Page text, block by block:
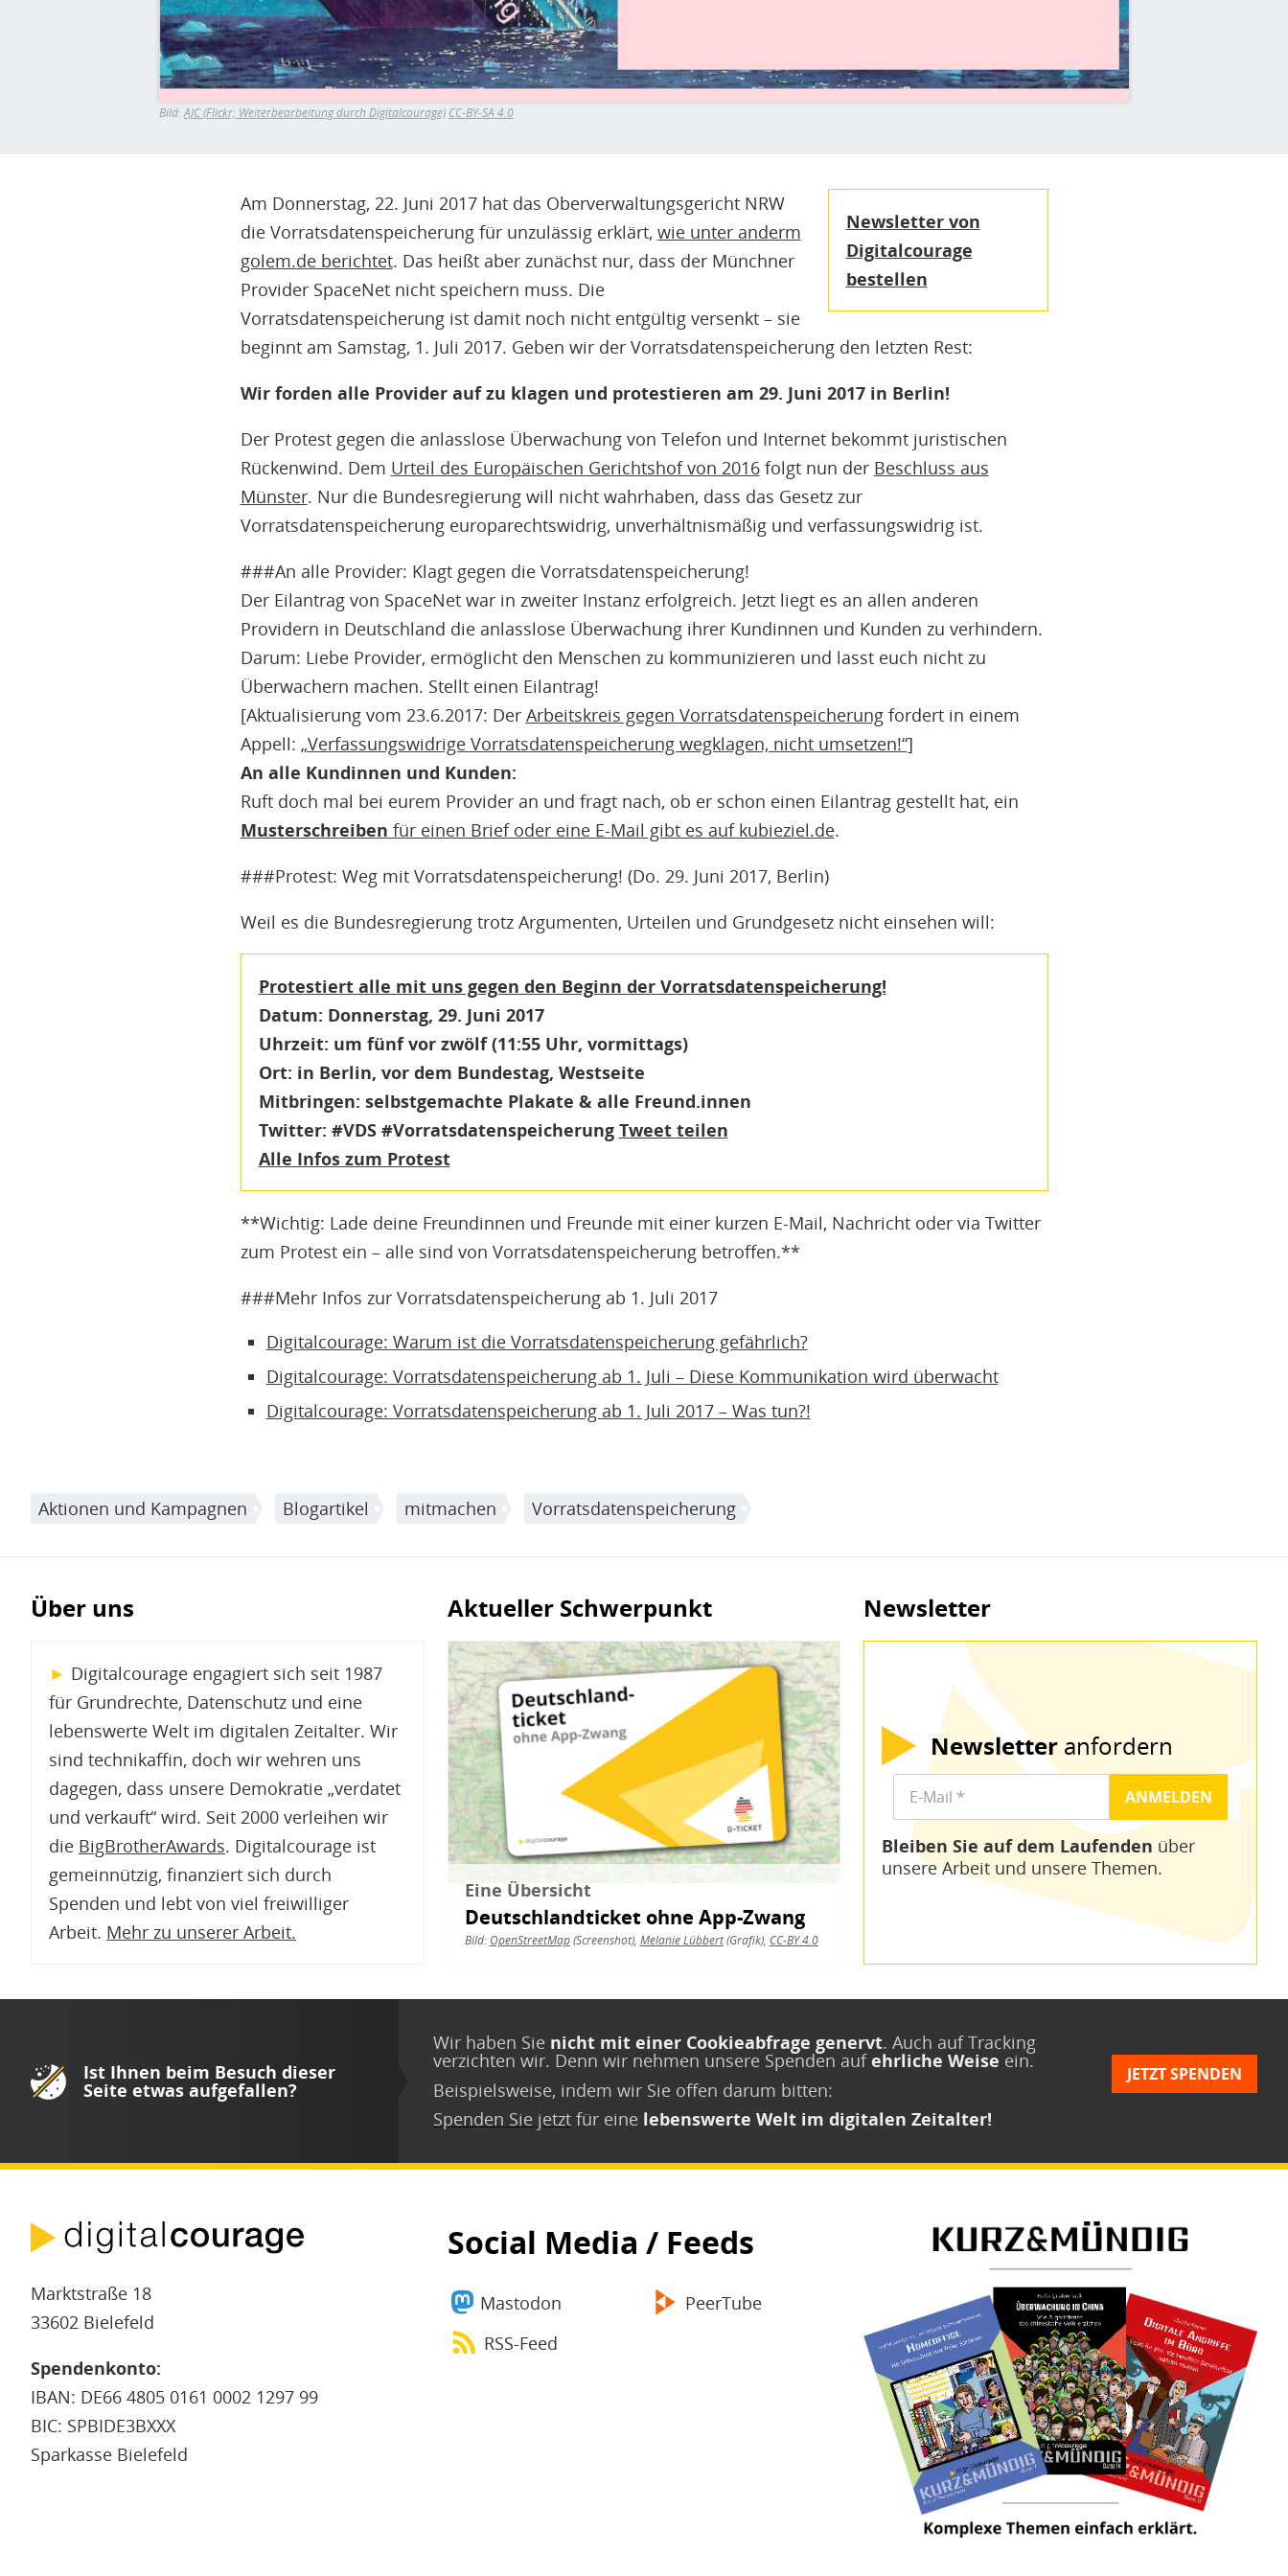
Bild:AJC (Flickr; Weiterbearbeitung durch Digitalcourage) CC-BY-SA 4.0
Newsletter von
Digitalcourage
bestellen
Am Donnerstag, 22. Juni 2017 hat das Oberverwaltungsgericht NRW
die Vorratsdatenspeicherung für unzulässig erklärt, wie unter anderm
golem.de berichtet. Das heißt aber zunächst nur, dass der Münchner
Provider SpaceNet nicht speichern muss. Die
Vorratsdatenspeicherung ist damit noch nicht entgültig versenkt – sie
beginnt am Samstag, 1. Juli 2017. Geben wir der Vorratsdatenspeicherung den letzten Rest:
Wir forden alle Provider auf zu klagen und protestieren am 29. Juni 2017 in Berlin!
Der Protest gegen die anlasslose Überwachung von Telefon und Internet bekommt juristischen
Rückenwind. Dem Urteil des Europäischen Gerichtshof von 2016folgt nun der Beschluss aus
Münster. Nur die Bundesregierung will nicht wahrhaben, dass das Gesetz zur
Vorratsdatenspeicherung europarechtswidrig, unverhältnismäßig und verfassungswidrig ist.
###An alle Provider: Klagt gegen die Vorratsdatenspeicherung!
Der Eilantrag von SpaceNet war in zweiter Instanz erfolgreich. Jetzt liegt es an allen anderen
Providern in Deutschland die anlasslose Überwachung ihrer Kundinnen und Kunden zu verhindern.
Darum: Liebe Provider, ermöglicht den Menschen zu kommunizieren und lasst euch nicht zu
Überwachern machen. Stellt einen Eilantrag!
[Aktualisierung vom 23.6.2017: Der Arbeitskreis gegen Vorratsdatenspeicherungfordert in einem
Appell: „Verfassungswidrige Vorratsdatenspeicherung wegklagen, nicht umsetzen!“]
An alle Kundinnen und Kunden:
Ruft doch mal bei eurem Provider an und fragt nach, ob er schon einen Eilantrag gestellt hat, ein
Musterschreiben für einen Brief oder eine E-Mail gibt es auf kubieziel.de.
###Protest: Weg mit Vorratsdatenspeicherung! (Do. 29. Juni 2017, Berlin)
Weil es die Bundesregierung trotz Argumenten, Urteilen und Grundgesetz nicht einsehen will:
Protestiert alle mit uns gegen den Beginn der Vorratsdatenspeicherung!
Datum: Donnerstag, 29. Juni 2017
Uhrzeit: um fünf vor zwölf (11:55 Uhr, vormittags)
Ort: in Berlin, vor dem Bundestag, Westseite
Mitbringen: selbstgemachte Plakate & alle Freund.innen
Twitter: #VDS #Vorratsdatenspeicherung Tweet teilen
Alle Infos zum Protest
**Wichtig: Lade deine Freundinnen und Freunde mit einer kurzen E-Mail, Nachricht oder via Twitter
zum Protest ein – alle sind von Vorratsdatenspeicherung betroffen.**
###Mehr Infos zur Vorratsdatenspeicherung ab 1. Juli 2017
Digitalcourage: Warum ist die Vorratsdatenspeicherung gefährlich?
Digitalcourage: Vorratsdatenspeicherung ab 1. Juli – Diese Kommunikation wird überwacht
Digitalcourage: Vorratsdatenspeicherung ab 1. Juli 2017 – Was tun?!
Aktionen und Kampagnen Blogartikel mitmachen Vorratsdatenspeicherung
Über uns
► Digitalcourage engagiert sich seit 1987
für Grundrechte, Datenschutz und eine
lebenswerte Welt im digitalen Zeitalter. Wir
sind technikaffin, doch wir wehren uns
dagegen, dass unsere Demokratie „verdatet
und verkauft“ wird. Seit 2000 verleihen wir
die BigBrotherAwards. Digitalcourage ist
gemeinnützig, finanziert sich durch
Spenden und lebt von viel freiwilliger
Arbeit. Mehr zu unserer Arbeit.
Aktueller Schwerpunkt
Bild
Eine Übersicht
Deutschlandticket ohne App-Zwang
Bild: OpenStreetMap(Screenshot), Melanie Lübbert(Grafik), CC-BY 4.0
Newsletter
Newsletter anfordern
Bleiben Sie auf dem Laufenden über
unsere Arbeit und unsere Themen.
Ist Ihnen beim Besuch dieser
Seite etwas aufgefallen?
Wir haben Sie nicht mit einer Cookieabfrage genervt. Auch auf Tracking
verzichten wir. Denn wir nehmen unsere Spenden aufehrliche Weise ein.
Beispielsweise, indem wir Sie offen darum bitten:
Spenden Sie jetzt für eine lebenswerte Welt im digitalen Zeitalter!
JETZT SPENDEN
Marktstraße 18
33602 Bielefeld
Spendenkonto:
IBAN: DE66 4805 0161 0002 1297 99
BIC: SPBIDE3BXXX
Sparkasse Bielefeld
Social Media / Feeds
Mastodon
PeerTube
RSS-Feed